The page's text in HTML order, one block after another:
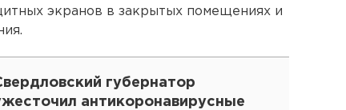
экранов в закрытых помещениях и
губернатор
антикоронавирусные